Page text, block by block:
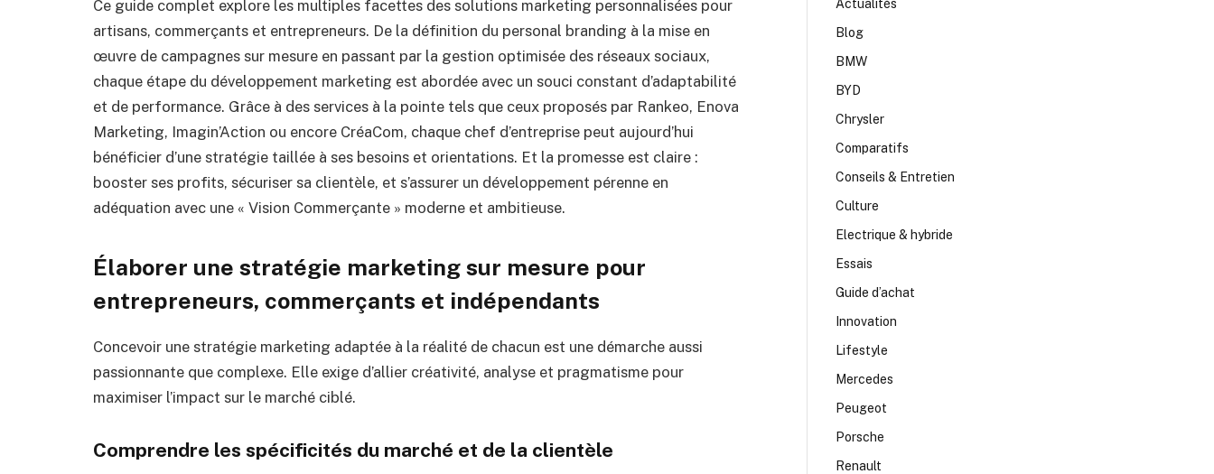
Ce guide complet explore les multiples facettes des solutions marketing personnalisées pour
artisans, commerçants et entrepreneurs. De la définition du personal branding à la mise en
œuvre de campagnes sur mesure en passant par la gestion optimisée des réseaux sociaux,
chaque étape du développement marketing est abordée avec un souci constant d’adaptabilité
et de performance. Grâce à des services à la pointe tels que ceux proposés par Rankeo, Enova
Marketing, Imagin’Action ou encore CréaCom, chaque chef d’entreprise peut aujourd’hui
bénéficier d’une stratégie taillée à ses besoins et orientations. Et la promesse est claire :
booster ses profits, sécuriser sa clientèle, et s’assurer un développement pérenne en
adéquation avec une « Vision Commerçante » moderne et ambitieuse.
Élaborer une stratégie marketing sur mesure pour
entrepreneurs, commerçants et indépendants
Concevoir une stratégie marketing adaptée à la réalité de chacun est une démarche aussi
passionnante que complexe. Elle exige d’allier créativité, analyse et pragmatisme pour
maximiser l’impact sur le marché ciblé.
Comprendre les spécificités du marché et de la clientèle
Actualités
Blog
BMW
BYD
Chrysler
Comparatifs
Conseils & Entretien
Culture
Electrique & hybride
Essais
Guide d’achat
Innovation
Lifestyle
Mercedes
Peugeot
Porsche
Renault